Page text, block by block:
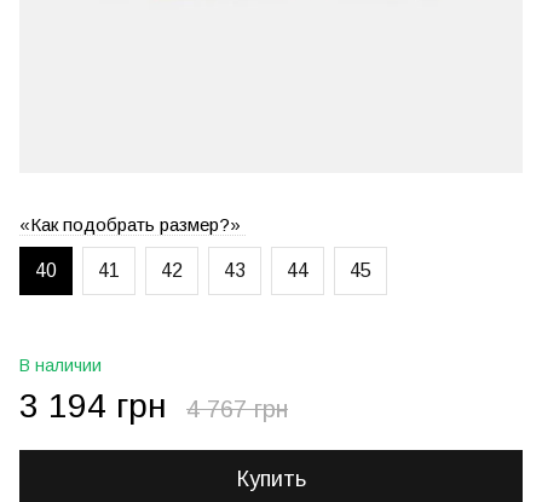
«Как подобрать размер?»
40 41 42 43 44 45
В наличии
3 194 грн 4 767 грн
Купить